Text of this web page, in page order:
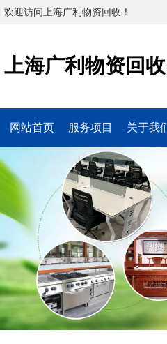
欢迎访问上海广利物资回收！
上海广利物资回收
网站首页 服务项目 关于我